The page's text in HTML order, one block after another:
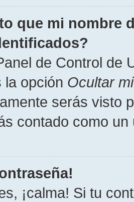
que mi nombre
de Control de
la opción Ocultar
serás visto
contado como un
¡calma! Si tu